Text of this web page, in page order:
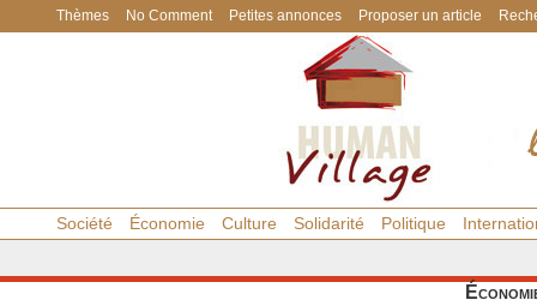
Thèmes No Comment Petites annonces Proposer un article
Société Économie Culture Solidarité Politique